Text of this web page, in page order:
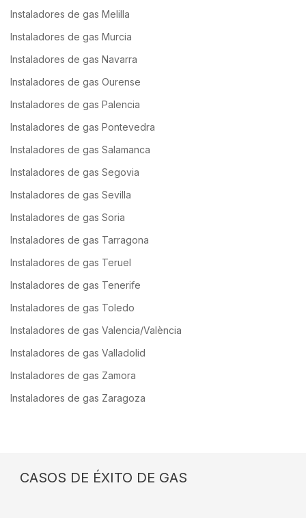
Instaladores de gas Melilla
Instaladores de gas Murcia
Instaladores de gas Navarra
Instaladores de gas Ourense
Instaladores de gas Palencia
Instaladores de gas Pontevedra
Instaladores de gas Salamanca
Instaladores de gas Segovia
Instaladores de gas Sevilla
Instaladores de gas Soria
Instaladores de gas Tarragona
Instaladores de gas Teruel
Instaladores de gas Tenerife
Instaladores de gas Toledo
Instaladores de gas Valencia/València
Instaladores de gas Valladolid
Instaladores de gas Zamora
Instaladores de gas Zaragoza
CASOS DE ÉXITO DE GAS